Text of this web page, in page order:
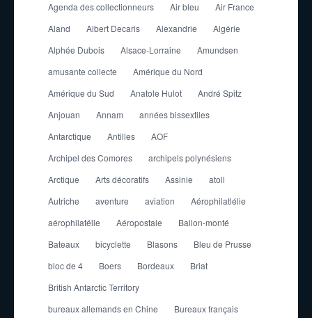
Agenda des collectionneurs
Air bleu
Air France
Aland
Albert Decaris Alexandrie
Algérie
Alphée Dubois
Alsace-Lorraine
Amundsen
amusante collecte
Amérique du Nord
Amérique du Sud
Anatole Hulot
André Spitz
Anjouan
Annam
années bissextiles
Antarctique
Antilles
AOF
Archipel des Comores
archipels polynésiens
Arctique
Arts décoratifs Assinie
atoll
Autriche
aventure aviation
Aérophilatlélie
aérophilatélie
Aéropostale
Ballon-monté
Bateaux
bicyclette Blasons
Bleu de Prusse
bloc de 4
Boers Bordeaux
Briat
British Antarctic Territory
bureaux allemands en Chine
Bureaux français